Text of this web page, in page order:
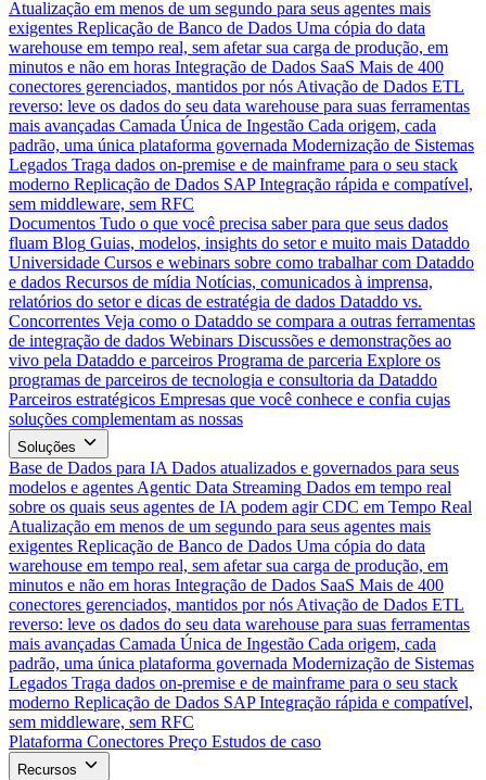
Atualização em menos de um segundo para seus agentes mais
exigentes Replicação de Banco de Dados Uma cópia do data
warehouse em tempo real, sem afetar sua carga de produção, em
minutos e não em horas Integração de Dados SaaS Mais de 400
conectores gerenciados, mantidos por nós Ativação de Dados ETL
reverso: leve os dados do seu data warehouse para suas ferramentas
mais avançadas Camada Única de Ingestão Cada origem, cada
padrão, uma única plataforma governada Modernização de Sistemas
Legados Traga dados on-premise e de mainframe para o seu stack
moderno Replicação de Dados SAP Integração rápida e compatível,
sem middleware, sem RFC
Documentos Tudo o que você precisa saber para que seus dados
fluam Blog Guias, modelos, insights do setor e muito mais Dataddo
Universidade Cursos e webinars sobre como trabalhar com Dataddo
e dados Recursos de mídia Notícias, comunicados à imprensa,
relatórios do setor e dicas de estratégia de dados Dataddo vs.
Concorrentes Veja como o Dataddo se compara a outras ferramentas
de integração de dados Webinars Discussões e demonstrações ao
vivo pela Dataddo e parceiros Programa de parceria Explore os
programas de parceiros de tecnologia e consultoria da Dataddo
Parceiros estratégicos Empresas que você conhece e confia cujas
soluções complementam as nossas
Soluções
Base de Dados para IA Dados atualizados e governados para seus
modelos e agentes Agentic Data Streaming Dados em tempo real
sobre os quais seus agentes de IA podem agir CDC em Tempo Real
Atualização em menos de um segundo para seus agentes mais
exigentes Replicação de Banco de Dados Uma cópia do data
warehouse em tempo real, sem afetar sua carga de produção, em
minutos e não em horas Integração de Dados SaaS Mais de 400
conectores gerenciados, mantidos por nós Ativação de Dados ETL
reverso: leve os dados do seu data warehouse para suas ferramentas
mais avançadas Camada Única de Ingestão Cada origem, cada
padrão, uma única plataforma governada Modernização de Sistemas
Legados Traga dados on-premise e de mainframe para o seu stack
moderno Replicação de Dados SAP Integração rápida e compatível,
sem middleware, sem RFC
Plataforma Conectores Preço Estudos de caso
Recursos